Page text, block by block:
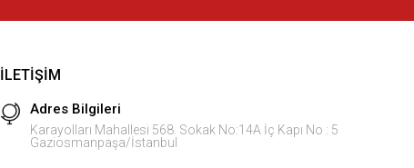
İLETIŞIM
Adres Bilgileri
Karayolları Mahallesi 568. Sokak No:14A İç Kapı No : 5
Gaziosmanpaşa/İstanbul